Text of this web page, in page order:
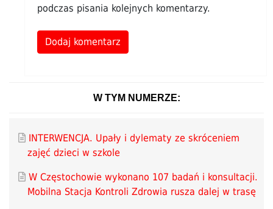
podczas pisania kolejnych komentarzy.
W TYM NUMERZE:
INTERWENCJA. Upały i dylematy ze skróceniem
zajęć dzieci w szkole
W Częstochowie wykonano 107 badań i konsultacji.
Mobilna Stacja Kontroli Zdrowia rusza dalej w trasę